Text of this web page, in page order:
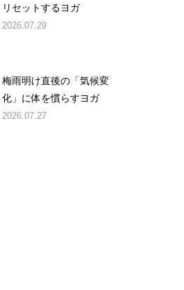
リセットするヨガ
2026.07.29
梅雨明け直後の「気候変
化」に体を慣らすヨガ
2026.07.27